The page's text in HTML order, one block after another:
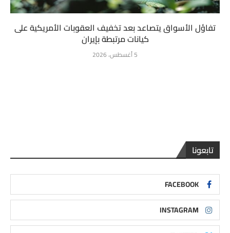
تفاؤل الأسواق يتصاعد بعد تخفيف العقوبات الأمريكية على
كيانات مرتبطة بإيران
5 أغسطس، 2026
تابعونا
FACEBOOK
INSTAGRAM